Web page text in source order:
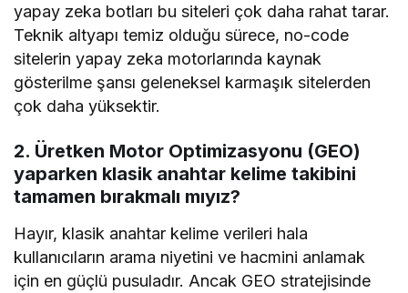
yapay zeka botları bu siteleri çok daha rahat tarar.
Teknik altyapı temiz olduğu sürece, no-code
sitelerin yapay zeka motorlarında kaynak
gösterilme şansı geleneksel karmaşık sitelerden
çok daha yüksektir.
2. Üretken Motor Optimizasyonu (GEO)
yaparken klasik anahtar kelime takibini
tamamen bırakmalı mıyız?
Hayır, klasik anahtar kelime verileri hala
kullanıcıların arama niyetini ve hacmini anlamak
için en güçlü pusuladır. Ancak GEO stratejisinde